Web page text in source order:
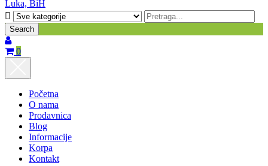
Search
0
Početna
O nama
Prodavnica
Blog
Informacije
Korpa
Kontakt